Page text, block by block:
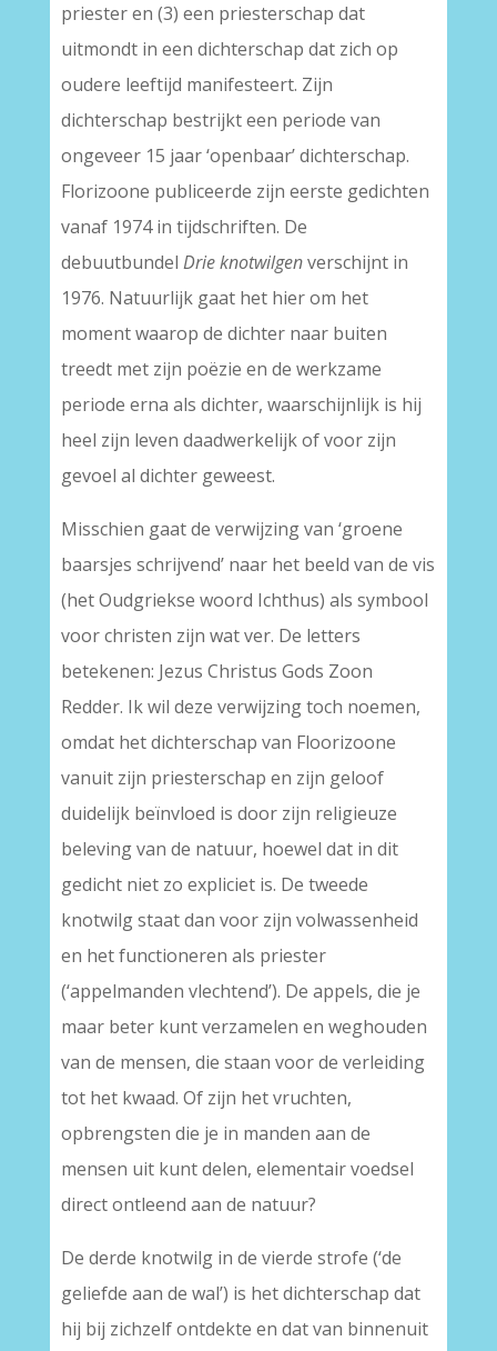
priester en (3) een priesterschap dat
uitmondt in een dichterschap dat zich op
oudere leeftijd manifesteert. Zijn
dichterschap bestrijkt een periode van
ongeveer 15 jaar ‘openbaar’ dichterschap.
Florizoone publiceerde zijn eerste gedichten
vanaf 1974 in tijdschriften. De
debuutbundel Drie knotwilgenverschijnt in
1976. Natuurlijk gaat het hier om het
moment waarop de dichter naar buiten
treedt met zijn poëzie en de werkzame
periode erna als dichter, waarschijnlijk is hij
heel zijn leven daadwerkelijk of voor zijn
gevoel al dichter geweest.
Misschien gaat de verwijzing van ‘groene
baarsjes schrijvend’ naar het beeld van de vis
(het Oudgriekse woord Ichthus) als symbool
voor christen zijn wat ver. De letters
betekenen: Jezus Christus Gods Zoon
Redder. Ik wil deze verwijzing toch noemen,
omdat het dichterschap van Floorizoone
vanuit zijn priesterschap en zijn geloof
duidelijk beïnvloed is door zijn religieuze
beleving van de natuur, hoewel dat in dit
gedicht niet zo expliciet is. De tweede
knotwilg staat dan voor zijn volwassenheid
en het functioneren als priester
(‘appelmanden vlechtend’). De appels, die je
maar beter kunt verzamelen en weghouden
van de mensen, die staan voor de verleiding
tot het kwaad. Of zijn het vruchten,
opbrengsten die je in manden aan de
mensen uit kunt delen, elementair voedsel
direct ontleend aan de natuur?
De derde knotwilg in de vierde strofe (‘de
geliefde aan de wal’) is het dichterschap dat
hij bij zichzelf ontdekte en dat van binnenuit